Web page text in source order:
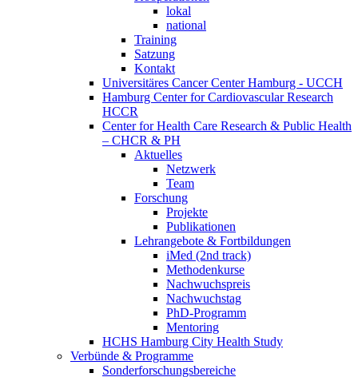
lokal
national
Training
Satzung
Kontakt
Universitäres Cancer Center Hamburg - UCCH
Hamburg Center for Cardiovascular Research
HCCR
Center for Health Care Research & Public Health
– CHCR & PH
Aktuelles
Netzwerk
Team
Forschung
Projekte
Publikationen
Lehrangebote & Fortbildungen
iMed (2nd track)
Methodenkurse
Nachwuchspreis
Nachwuchstag
PhD-Programm
Mentoring
HCHS Hamburg City Health Study
Verbünde & Programme
Sonderforschungsbereiche